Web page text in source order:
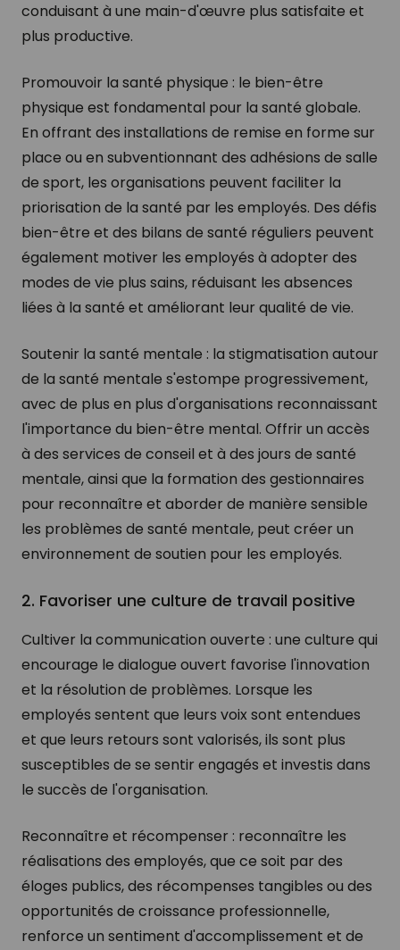
conduisant à une main-d'œuvre plus satisfaite et
plus productive.
Promouvoir la santé physique : le bien-être
physique est fondamental pour la santé globale.
En offrant des installations de remise en forme sur
place ou en subventionnant des adhésions de salle
de sport, les organisations peuvent faciliter la
priorisation de la santé par les employés. Des défis
bien-être et des bilans de santé réguliers peuvent
également motiver les employés à adopter des
modes de vie plus sains, réduisant les absences
liées à la santé et améliorant leur qualité de vie.
Soutenir la santé mentale : la stigmatisation autour
de la santé mentale s'estompe progressivement,
avec de plus en plus d'organisations reconnaissant
l'importance du bien-être mental. Offrir un accès
à des services de conseil et à des jours de santé
mentale, ainsi que la formation des gestionnaires
pour reconnaître et aborder de manière sensible
les problèmes de santé mentale, peut créer un
environnement de soutien pour les employés.
2. Favoriser une culture de travail positive
Cultiver la communication ouverte : une culture qui
encourage le dialogue ouvert favorise l'innovation
et la résolution de problèmes. Lorsque les
employés sentent que leurs voix sont entendues
et que leurs retours sont valorisés, ils sont plus
susceptibles de se sentir engagés et investis dans
le succès de l'organisation.
Reconnaître et récompenser : reconnaître les
réalisations des employés, que ce soit par des
éloges publics, des récompenses tangibles ou des
opportunités de croissance professionnelle,
renforce un sentiment d'accomplissement et de